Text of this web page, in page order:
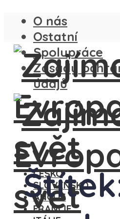
O nás
Ostatní
Spolupráce
Zásady
údajů
ČESKO
SLOVENSKO
ANGLIE
FRANCIE